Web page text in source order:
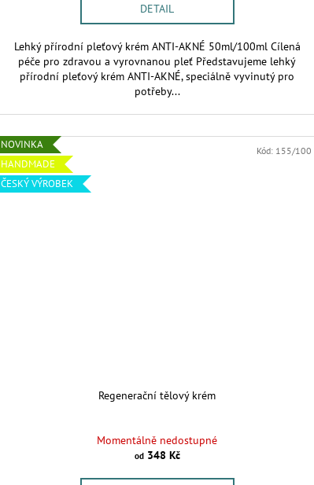
DETAIL
Lehký přírodní pleťový krém ANTI-AKNÉ 50ml/100ml Cílená
péče pro zdravou a vyrovnanou pleť Představujeme lehký
přírodní pleťový krém ANTI-AKNÉ, speciálně vyvinutý pro
potřeby...
NOVINKA
HANDMADE
ČESKÝ VÝROBEK
Regenerační tělový krém
Momentálně nedostupné
od348 Kč
Kód: 155/100